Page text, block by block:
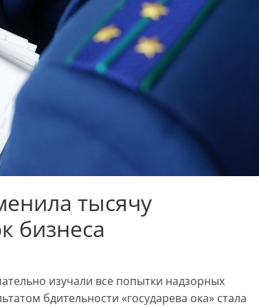
тысячу
бизнеса
изучали все попытки надзорных
бдительности «государева ока» стала